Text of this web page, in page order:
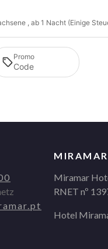
, ab 1 Nacht (Einige
Promo
Miramar
RNET nº
Hotel